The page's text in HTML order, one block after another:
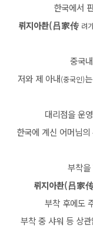
한국에서
뤼지아촨(吕家传 려
중국
저와 제 아내(중국인)
대리점을 운
한국에 계신 어머님
부착
뤼지아촨(吕家
부착 후에도
부착 중 샤워 등 상